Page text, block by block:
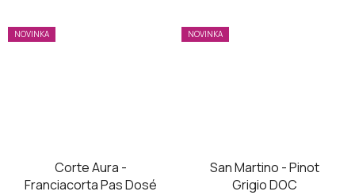
NOVINKA
Corte Aura -
Franciacorta Pas Dosé
NOVINKA
San Martino - Pinot
Grigio DOC